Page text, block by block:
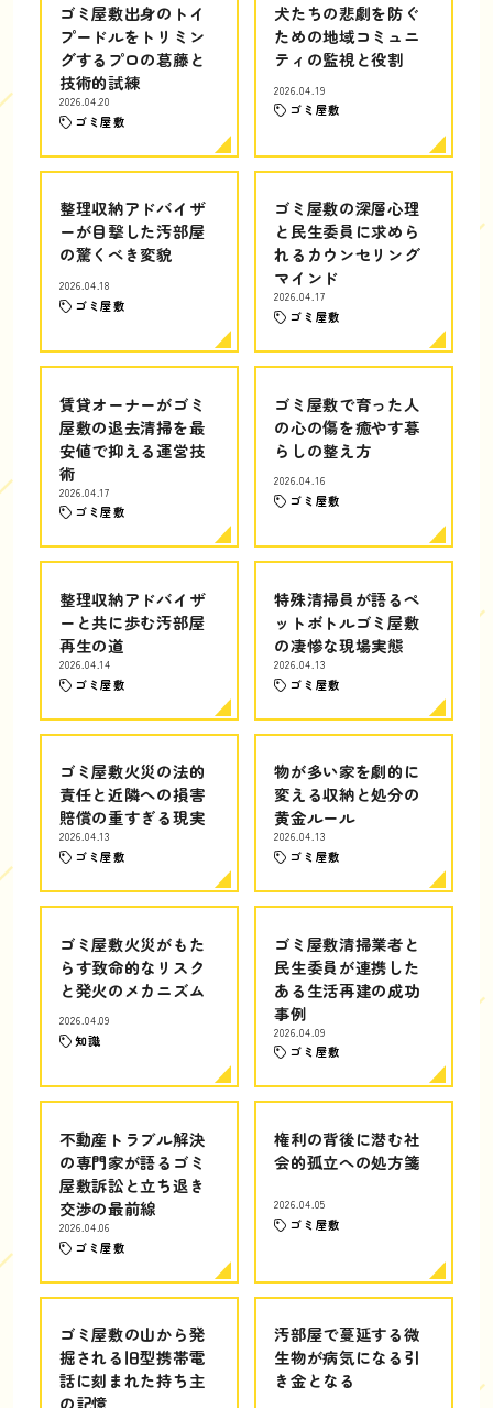
ゴミ屋敷出身のトイ
プードルをトリミン
グするプロの葛藤と
技術的試練
2026.04.20
ゴミ屋敷
犬たちの悲劇を防ぐ
ための地域コミュニ
ティの監視と役割
2026.04.19
ゴミ屋敷
整理収納アドバイザ
ーが目撃した汚部屋
の驚くべき変貌
2026.04.18
ゴミ屋敷
ゴミ屋敷の深層心理
と民生委員に求めら
れるカウンセリング
マインド
2026.04.17
ゴミ屋敷
賃貸オーナーがゴミ
屋敷の退去清掃を最
安値で抑える運営技
術
2026.04.17
ゴミ屋敷
ゴミ屋敷で育った人
の心の傷を癒やす暮
らしの整え方
2026.04.16
ゴミ屋敷
整理収納アドバイザ
ーと共に歩む汚部屋
再生の道
2026.04.14
ゴミ屋敷
特殊清掃員が語るペ
ットボトルゴミ屋敷
の凄惨な現場実態
2026.04.13
ゴミ屋敷
ゴミ屋敷火災の法的
責任と近隣への損害
賠償の重すぎる現実
2026.04.13
ゴミ屋敷
物が多い家を劇的に
変える収納と処分の
黄金ルール
2026.04.13
ゴミ屋敷
ゴミ屋敷火災がもた
らす致命的なリスク
と発火のメカニズム
2026.04.09
知識
ゴミ屋敷清掃業者と
民生委員が連携した
ある生活再建の成功
事例
2026.04.09
ゴミ屋敷
不動産トラブル解決
の専門家が語るゴミ
屋敷訴訟と立ち退き
交渉の最前線
2026.04.06
ゴミ屋敷
権利の背後に潜む社
会的孤立への処方箋
2026.04.05
ゴミ屋敷
ゴミ屋敷の山から発
掘される旧型携帯電
話に刻まれた持ち主
汚部屋で蔓延する微
生物が病気になる引
き金となる